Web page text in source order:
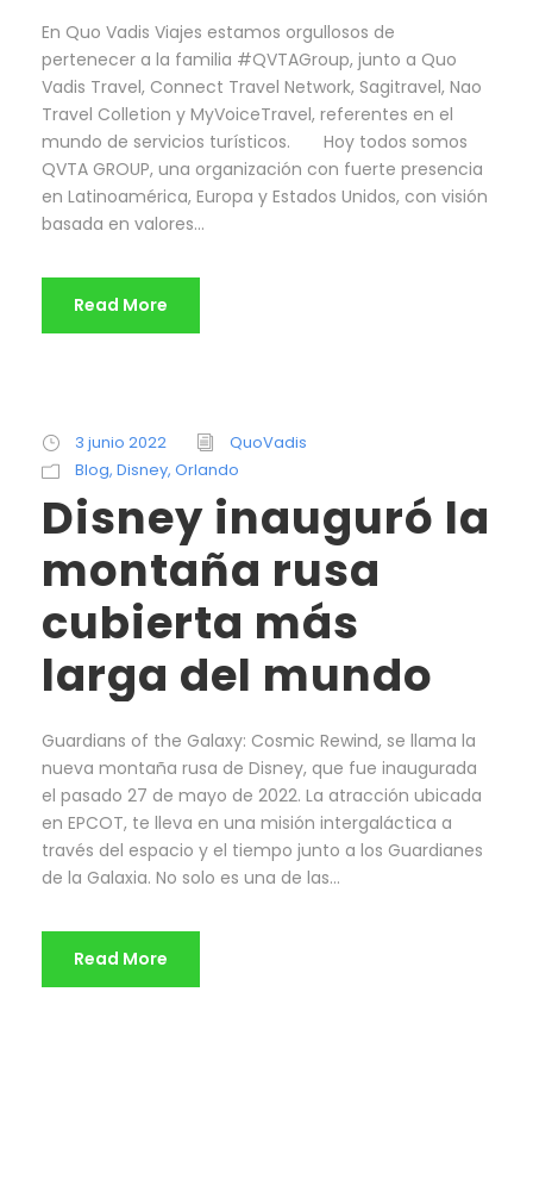
En Quo Vadis Viajes estamos orgullosos de
pertenecer a la familia #QVTAGroup, junto a Quo
Vadis Travel, Connect Travel Network, Sagitravel, Nao
Travel Colletion y MyVoiceTravel, referentes en el
mundo de servicios turísticos. ⠀⠀ Hoy todos somos
QVTA GROUP, una organización con fuerte presencia
en Latinoamérica, Europa y Estados Unidos, con visión
basada en valores...
Read More
3 junio 2022
QuoVadis
Blog, Disney, Orlando
Disney inauguró la
montaña rusa
cubierta más
larga del mundo
Guardians of the Galaxy: Cosmic Rewind, se llama la
nueva montaña rusa de Disney, que fue inaugurada
el pasado 27 de mayo de 2022. La atracción ubicada
en EPCOT, te lleva en una misión intergaláctica a
través del espacio y el tiempo junto a los Guardianes
de la Galaxia. No solo es una de las...
Read More